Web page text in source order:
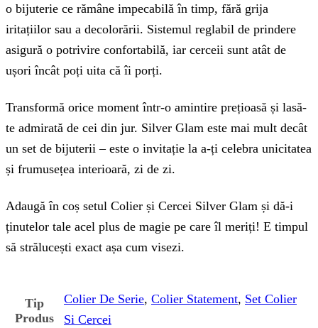
o bijuterie ce rămâne impecabilă în timp, fără grija
iritațiilor sau a decolorării. Sistemul reglabil de prindere
asigură o potrivire confortabilă, iar cerceii sunt atât de
ușori încât poți uita că îi porți.
Transformă orice moment într-o amintire prețioasă și lasă-
te admirată de cei din jur. Silver Glam este mai mult decât
un set de bijuterii – este o invitație la a-ți celebra unicitatea
și frumusețea interioară, zi de zi.
Adaugă în coș setul Colier și Cercei Silver Glam și dă-i
ținutelor tale acel plus de magie pe care îl meriți! E timpul
să strălucești exact așa cum visezi.
Tip
Produs
Colier De Serie, Colier Statement, Set Colier
Si Cercei